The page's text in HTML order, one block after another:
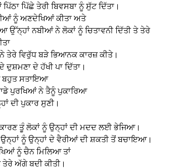
ਪਿੱਛੇ ਤੇਰੀ ਬਿਵਸਬਾ ਨੂੰ ਸੁੱਟ ਦਿੱਤਾ।
ਨੂੰ ਅਣਦੇਖਿਆਂ ਕੀਤਾ ਅਤੇ
ਉੱਨ੍ਹਾਂ ਨਬੀਆਂ ਨੇ ਲੋਕਾਂ ਨੂੰ ਚਿਤਾਵਨੀ ਦਿੱਤੀ ਤੇ ਤੇਰੇ
ਤੇਰੇ ਵਿਰੁੱਧ ਬੜੇ ਭਿਆਨਕ ਕਾਰਜ਼ ਕੀਤੇ।
ਦੇ ਹੱਖੀ ਪਾ ਦਿੱਤਾ।
ਬਹੁਤ ਸਤਾਇਆ
ਪੁਰਖਿਆਂ ਨੇ ਤੈਨੂੰ ਪੁਕਾਰਿਆ
ਦੀ ਪੁਕਾਰ ਸੁਣੀ।
ਤੂੰ ਲੋਕਾਂ ਨੂੰ ਉਨ੍ਹਾਂ ਦੀ ਮਦਦ ਲਈ ਭੇਜਿਆ।
ਨੂੰ ਉਨ੍ਹਾਂ ਦੇ ਵੈਰੀਆਂ ਦੀ ਸ਼ਕਤੀ ਤੋਂ ਬਚਾਇਆ।
ਨੂੰ ਚੈਨ ਮਿਲਿਆ ਤਾਂ
ਅੱਗੇ ਬਦੀ ਕੀਤੀ।